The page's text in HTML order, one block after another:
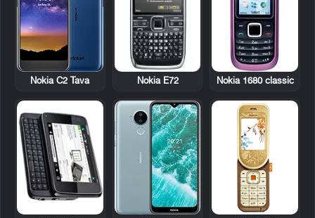
Nokia 1680 classic
Nokia E72
Nokia C2 Tava